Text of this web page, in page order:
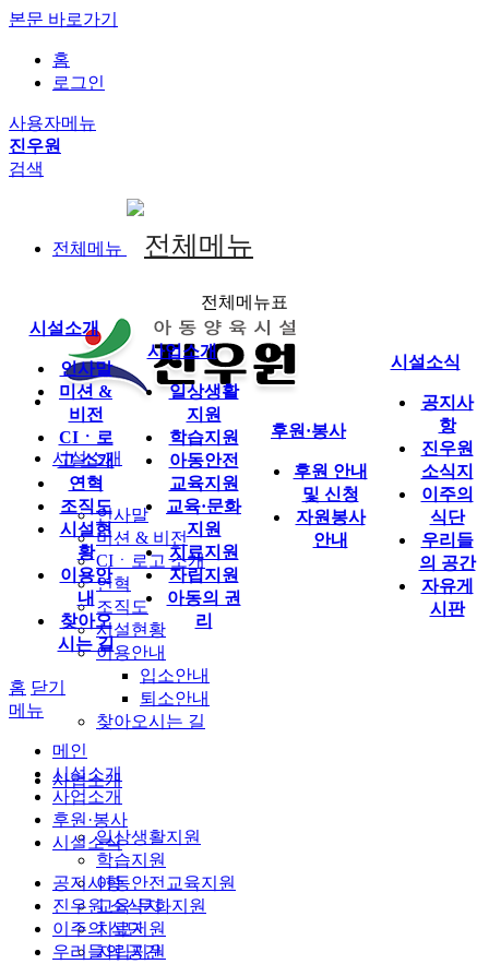
본문 바로가기
홈
로그인
사용자메뉴
진우원
검색
전체메뉴
시설소개
인사말
미션 & 비전
CIㆍ로고 소개
연혁
조직도
시설현황
이용안내
입소안내
퇴소안내
찾아오시는 길
사업소개
일상생활지원
학습지원
아동안전교육지원
교육·문화지원
치료지원
자립지원
전체메뉴표
시설소개
인사말
미션 &
비전
CIㆍ로
고 소개
연혁
조직도
시설현
황
이용안
내
찾아오
시는 길
사업소개
일상생활
지원
학습지원
아동안전
교육지원
교육·문화
지원
치료지원
자립지원
아동의 권
리
후원·봉사
후원 안내
및 신청
자원봉사
안내
시설소식
공지사
항
진우원
소식지
이주의
식단
우리들
의 공간
자유게
시판
홈 닫기
메뉴
메인
시설소개
사업소개
후원·봉사
시설소식
공지사항
진우원 소식지
이주의 식단
우리들의 공간